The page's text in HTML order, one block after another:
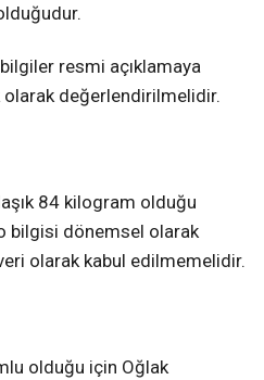
resmi açıklamaya
olarak değerlendirilmelidir.
84 kilogram olduğu
bilgisi dönemsel olarak
olarak kabul edilmemelidir.
olduğu için Oğlak